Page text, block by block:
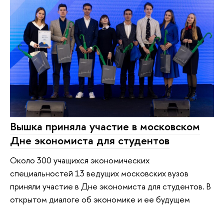
Вышка приняла участие в московском
Дне экономиста для студентов
Около 300 учащихся экономических
специальностей 13 ведущих московских вузов
приняли участие в Дне экономиста для студентов. В
открытом диалоге об экономике и ее будущем